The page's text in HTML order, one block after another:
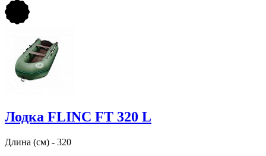
Лодка FLINC FТ 320 L
Длина (см) - 320